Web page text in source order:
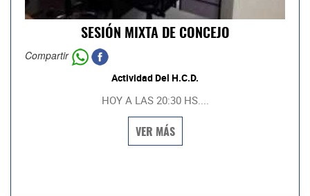
SESIÓN MIXTA DE CONCEJO
Compartir
Actividad Del H.C.D.
HOY A LAS 20:30 HS....
VER MÁS